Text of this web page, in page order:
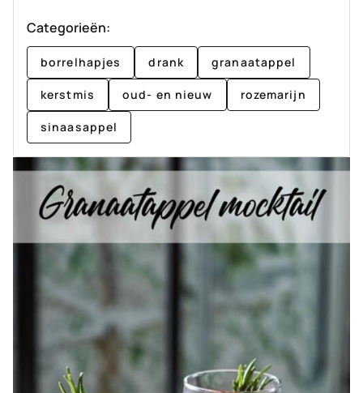
Categorieën:
borrelhapjes drank granaatappel
kerstmis oud- en nieuw rozemarijn
sinaasappel